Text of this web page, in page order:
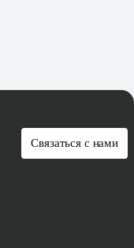
Связаться с нами